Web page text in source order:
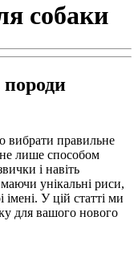
собаки
породи
вибрати правильне
лише способом
і навіть
унікальні риси,
У цій статті ми
для вашого нового